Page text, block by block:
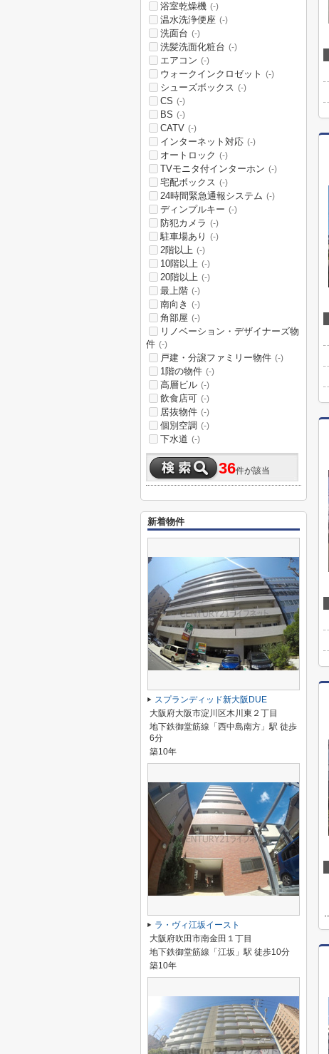
浴室乾燥機 (-)
温水洗浄便座 (-)
洗面台 (-)
洗髪洗面化粧台 (-)
エアコン (-)
ウォークインクロゼット (-)
シューズボックス (-)
CS (-)
BS (-)
CATV (-)
インターネット対応 (-)
オートロック (-)
TVモニタ付インターホン (-)
宅配ボックス (-)
24時間緊急通報システム (-)
ディンプルキー (-)
防犯カメラ (-)
駐車場あり (-)
2階以上 (-)
10階以上 (-)
20階以上 (-)
最上階 (-)
南向き (-)
角部屋 (-)
リノベーション・デザイナーズ物
件 (-)
戸建・分譲ファミリー物件 (-)
1階の物件 (-)
高層ビル (-)
飲食店可 (-)
居抜物件 (-)
個別空調 (-)
下水道 (-)
36件が該当
新着物件
スプランディッド新大阪DUE
大阪府大阪市淀川区木川東２丁目
地下鉄御堂筋線「西中島南方」駅 徒歩
6分
築10年
ラ・ヴィ江坂イースト
大阪府吹田市南金田１丁目
地下鉄御堂筋線「江坂」駅 徒歩10分
築10年